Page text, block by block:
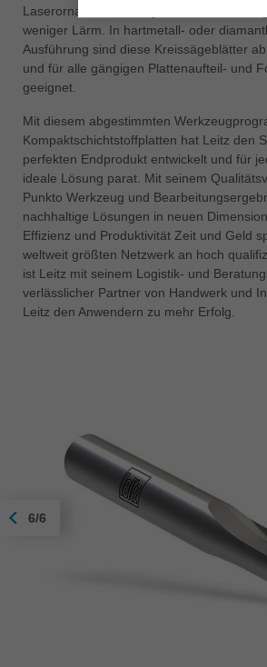
Laserornamenten ausgestattet und
weniger Lärm. In hartmetall- oder
Ausführung sind diese Kreissägeblätter
und für alle gängigen Plattenaufteil- und
geeignet.
Mit diesem abgestimmten
Kompaktschichtstoffplatten hat Leitz den
perfekten Endprodukt entwickelt und für
ideale Lösung parat. Mit seinem
Punkto Werkzeug und
nachhaltige Lösungen in neuen
Effizienz und Produktivität Zeit und Geld
weltweit größten Netzwerk an hoch
ist Leitz mit seinem Logistik- und
verlässlicher Partner von Handwerk und
Leitz den Anwendern zu mehr Erfolg.
6/6